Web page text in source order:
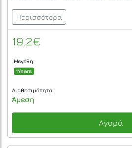
Περισσότερα
19.2€
Μεγέθη:
1Years
Διαθεσιμότητα:
Άμεση
Αγορά